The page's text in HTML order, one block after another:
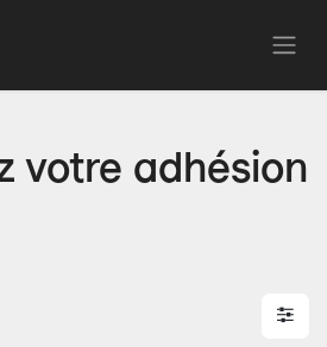
votre adhésion